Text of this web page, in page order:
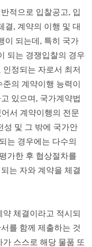
적으로 입찰공고, 입
결, 계약의 이행 및 대
이 되는데, 특히 국가
되는 경쟁입찰의 경우
정되는 자로서 최저
의 계약이행 능력이
있으며, 국가계약법
서 계약이행의 전문
성 및 그 밖에 국가안
는 경우에는 다수의
가한 후 협상절차를
는 자와 계약을 체결
체결이라고 적시되
를 함께 제출하는 것
스스로 해당 물품 또